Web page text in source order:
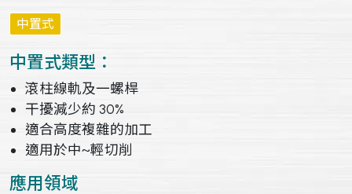
中置式
中置式類型：
滾柱線軌及一螺桿
干擾減少約 30%
適合高度複雜的加工
適用於中~輕切削
應用領域